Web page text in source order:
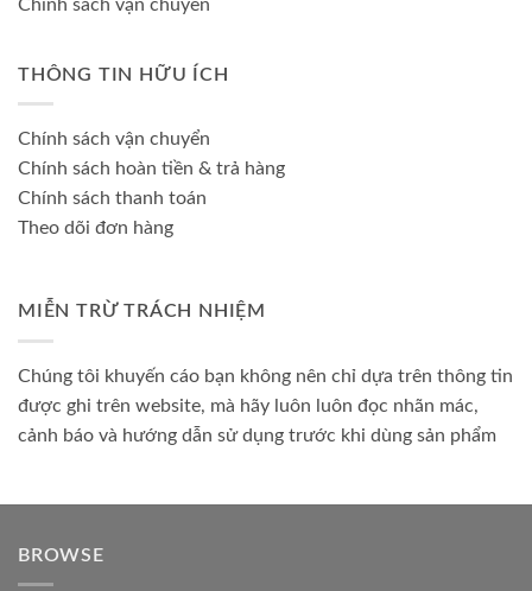
Chính sách vận chuyển
THÔNG TIN HỮU ÍCH
Chính sách vận chuyển
Chính sách hoàn tiền & trả hàng
Chính sách thanh toán
Theo dõi đơn hàng
MIỄN TRỪ TRÁCH NHIỆM
Chúng tôi khuyến cáo bạn không nên chỉ dựa trên thông tin
được ghi trên website, mà hãy luôn luôn đọc nhãn mác,
cảnh báo và hướng dẫn sử dụng trước khi dùng sản phẩm
BROWSE